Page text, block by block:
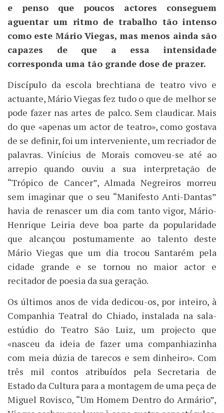
e penso que poucos actores conseguem
aguentar um ritmo de trabalho tão intenso
como este Mário Viegas, mas menos ainda são
capazes de que a essa intensidade
corresponda uma tão grande dose de prazer.
Discípulo da escola brechtiana de teatro vivo e
actuante, Mário Viegas fez tudo o que de melhor se
pode fazer nas artes de palco. Sem claudicar. Mais
do que «apenas um actor de teatro», como gostava
de se definir, foi um interveniente, um recriador de
palavras. Vinícius de Morais comoveu-se até ao
arrepio quando ouviu a sua interpretação de
“Trópico de Cancer”, Almada Negreiros morreu
sem imaginar que o seu “Manifesto Anti-Dantas”
havia de renascer um dia com tanto vigor, Mário-
Henrique Leiria deve boa parte da popularidade
que alcançou postumamente ao talento deste
Mário Viegas que um dia trocou Santarém pela
cidade grande e se tornou no maior actor e
recitador de poesia da sua geração.
Os últimos anos de vida dedicou-os, por inteiro, à
Companhia Teatral do Chiado, instalada na sala-
estúdio do Teatro São Luiz, um projecto que
«nasceu da ideia de fazer uma companhiazinha
com meia dúzia de tarecos e sem dinheiro». Com
três mil contos atribuídos pela Secretaria de
Estado da Cultura para a montagem de uma peça de
Miguel Rovisco, “Um Homem Dentro do Armário”,